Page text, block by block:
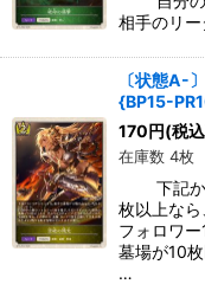
相手のリー
〔状態A-
{BP15-
170円(税
在庫数 4枚
下記から
枚以上な
フォロワ
墓場が10
…